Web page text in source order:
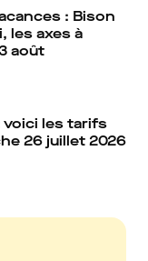
: Bison
les axes à
août
voici les tarifs
26 juillet 2026